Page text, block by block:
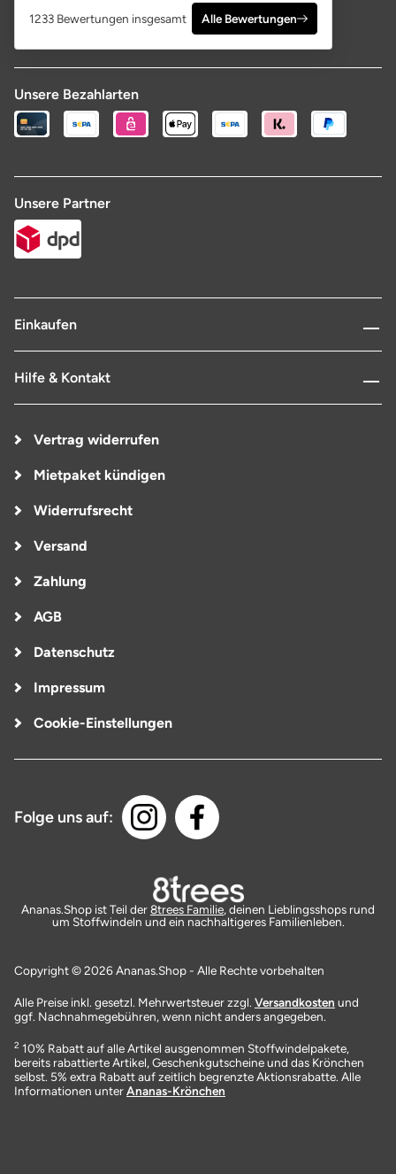
1233 Bewertungen insgesamt Alle Bewertungen
Unsere Bezahlarten
Unsere Partner
Einkaufen
Hilfe & Kontakt
Vertrag widerrufen
Mietpaket kündigen
Widerrufsrecht
Versand
Zahlung
AGB
Datenschutz
Impressum
Cookie-Einstellungen
Folge uns auf:
Ananas.Shop ist Teil der8trees Familie, deinen Lieblingsshops rund
um Stoffwindeln und ein nachhaltigeres Familienleben.
Copyright © 2026 Ananas.Shop - Alle Rechte vorbehalten
Alle Preise inkl. gesetzl. Mehrwertsteuer zzgl. Versandkosten und
ggf. Nachnahmegebühren, wenn nicht anders angegeben.
2 10% Rabatt auf alle Artikel ausgenommen Stoffwindelpakete,
bereits rabattierte Artikel, Geschenkgutscheine und das Krönchen
selbst. 5% extra Rabatt auf zeitlich begrenzte Aktionsrabatte. Alle
Informationen unterAnanas-Krönchen